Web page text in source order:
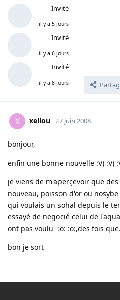
Invité
il y a 5 jours
Invité
il y a 6 jours
Invité
il y a 8 jours
X xellou 27 juin 2008
bonjour,
enfin une bonne nouvelle :V) :V)
je viens de m'aperçevoir que
nouveau, poisson d'or ou
qui voulais un sohal depuis le
essayé de negocié celui de
ont pas voulu :o: :o:,des fois
bon je sort